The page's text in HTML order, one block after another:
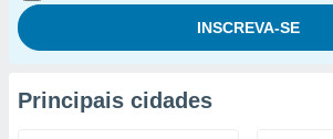
Principais cidades